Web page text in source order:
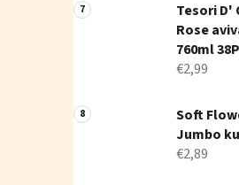
Tesori D'
Rose
760ml
€2,99
Soft
Jumbo
€2,89